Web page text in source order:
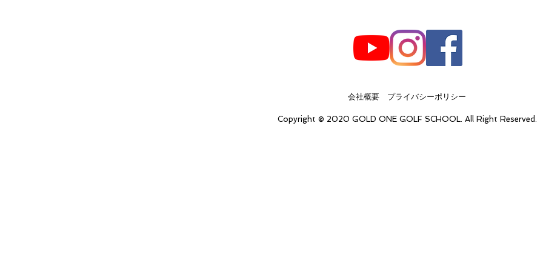
会社概要 ​プライバシーポリシー
Copyright © 2020 GOLD ONE GOLF SCHOOL. All Right Reserved.